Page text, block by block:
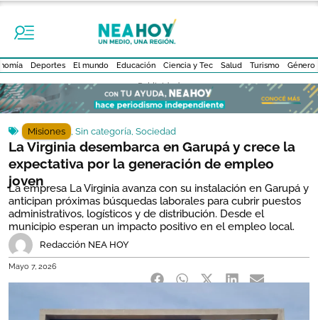
Deportes El mundo Educación Ciencia y Tec Salud Turismo Género
- Publicidad -
Misiones Sin categoría Sociedad
La Virginia desembarca en Garupá y crece la
expectativa por la generación de empleo
joven
La empresa La Virginia avanza con su instalación en Garupá y
anticipan próximas búsquedas laborales para cubrir puestos
administrativos, logísticos y de distribución. Desde el
municipio esperan un impacto positivo en el empleo local.
Redacción NEA HOY
Mayo 7, 2026